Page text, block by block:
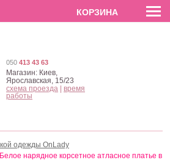
EN РУС
Белое нарядное корсетное атласное платье в
050 413 43 63
Магазин: Киев,
Ярославская, 15/23
схема проезда
время
работы
КОРЗИНА